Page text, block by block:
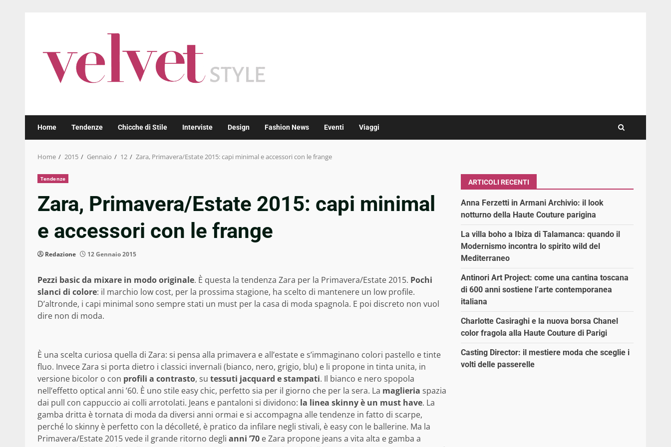
Home Tendenze Chicche di Stile Interviste Design Fashion News Eventi Viaggi
Home 2015 Gennaio 12 Zara, Primavera/Estate 2015: capi minimal e accessori con le frange
Tendenze
Zara, Primavera/Estate 2015: capi minimal
e accessori con le frange
Redazione 12 Gennaio 2015
Pezzi basic da mixare in modo originale. È questa la tendenza Zara per la Primavera/Estate 2015. Pochi
slanci di colore: il marchio low cost, per la prossima stagione, ha scelto di mantenere un low profile.
D’altronde, i capi minimal sono sempre stati un must per la casa di moda spagnola. E poi discreto non vuol
dire non di moda.
È una scelta curiosa quella di Zara: si pensa alla primavera e all’estate e s’immaginano colori pastello e tinte
fluo. Invece Zara si porta dietro i classici invernali (bianco, nero, grigio, blu) e li propone in tinta unita, in
versione bicolor o con profili a contrasto, su tessuti jacquard e stampati. Il bianco e nero spopola
nell’effetto optical anni ’60. È uno stile easy chic, perfetto sia per il giorno che per la sera. La maglieria spazia
dai pull con cappuccio ai colli arrotolati. Jeans e pantaloni si dividono: la linea skinny è un must have. La
gamba dritta è tornata di moda da diversi anni ormai e si accompagna alle tendenze in fatto di scarpe,
perché lo skinny è perfetto con la décolleté, è pratico da infilare negli stivali, è easy con le ballerine. Ma la
Primavera/Estate 2015 vede il grande ritorno degli anni ’70 e Zara propone jeans a vita alta e gamba a
ARTICOLI RECENTI
Anna Ferzetti in Armani Archivio: il look
notturno della Haute Couture parigina
La villa boho a Ibiza di Talamanca: quando il
Modernismo incontra lo spirito wild del
Mediterraneo
Antinori Art Project: come una cantina toscana
di 600 anni sostiene l’arte contemporanea
italiana
Charlotte Casiraghi e la nuova borsa Chanel
color fragola alla Haute Couture di Parigi
Casting Director: il mestiere moda che sceglie i
volti delle passerelle